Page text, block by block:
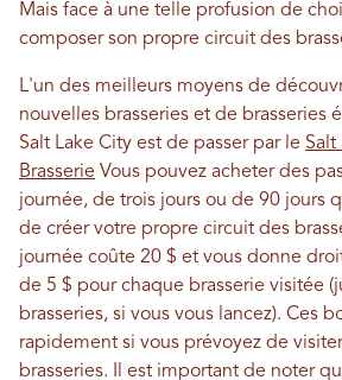
Mais face à une telle profusion de
composer son propre circuit des
L'un des meilleurs moyens de
nouvelles brasseries et de brasseries
Salt Lake City est de passer par le Salt
Brasserie Vous pouvez acheter des
journée, de trois jours ou de 90 jours
de créer votre propre circuit des
journée coûte 20 $ et vous donne
de 5 $ pour chaque brasserie visitée
brasseries, si vous vous lancez). Ces
rapidement si vous prévoyez de
brasseries. Il est important de noter